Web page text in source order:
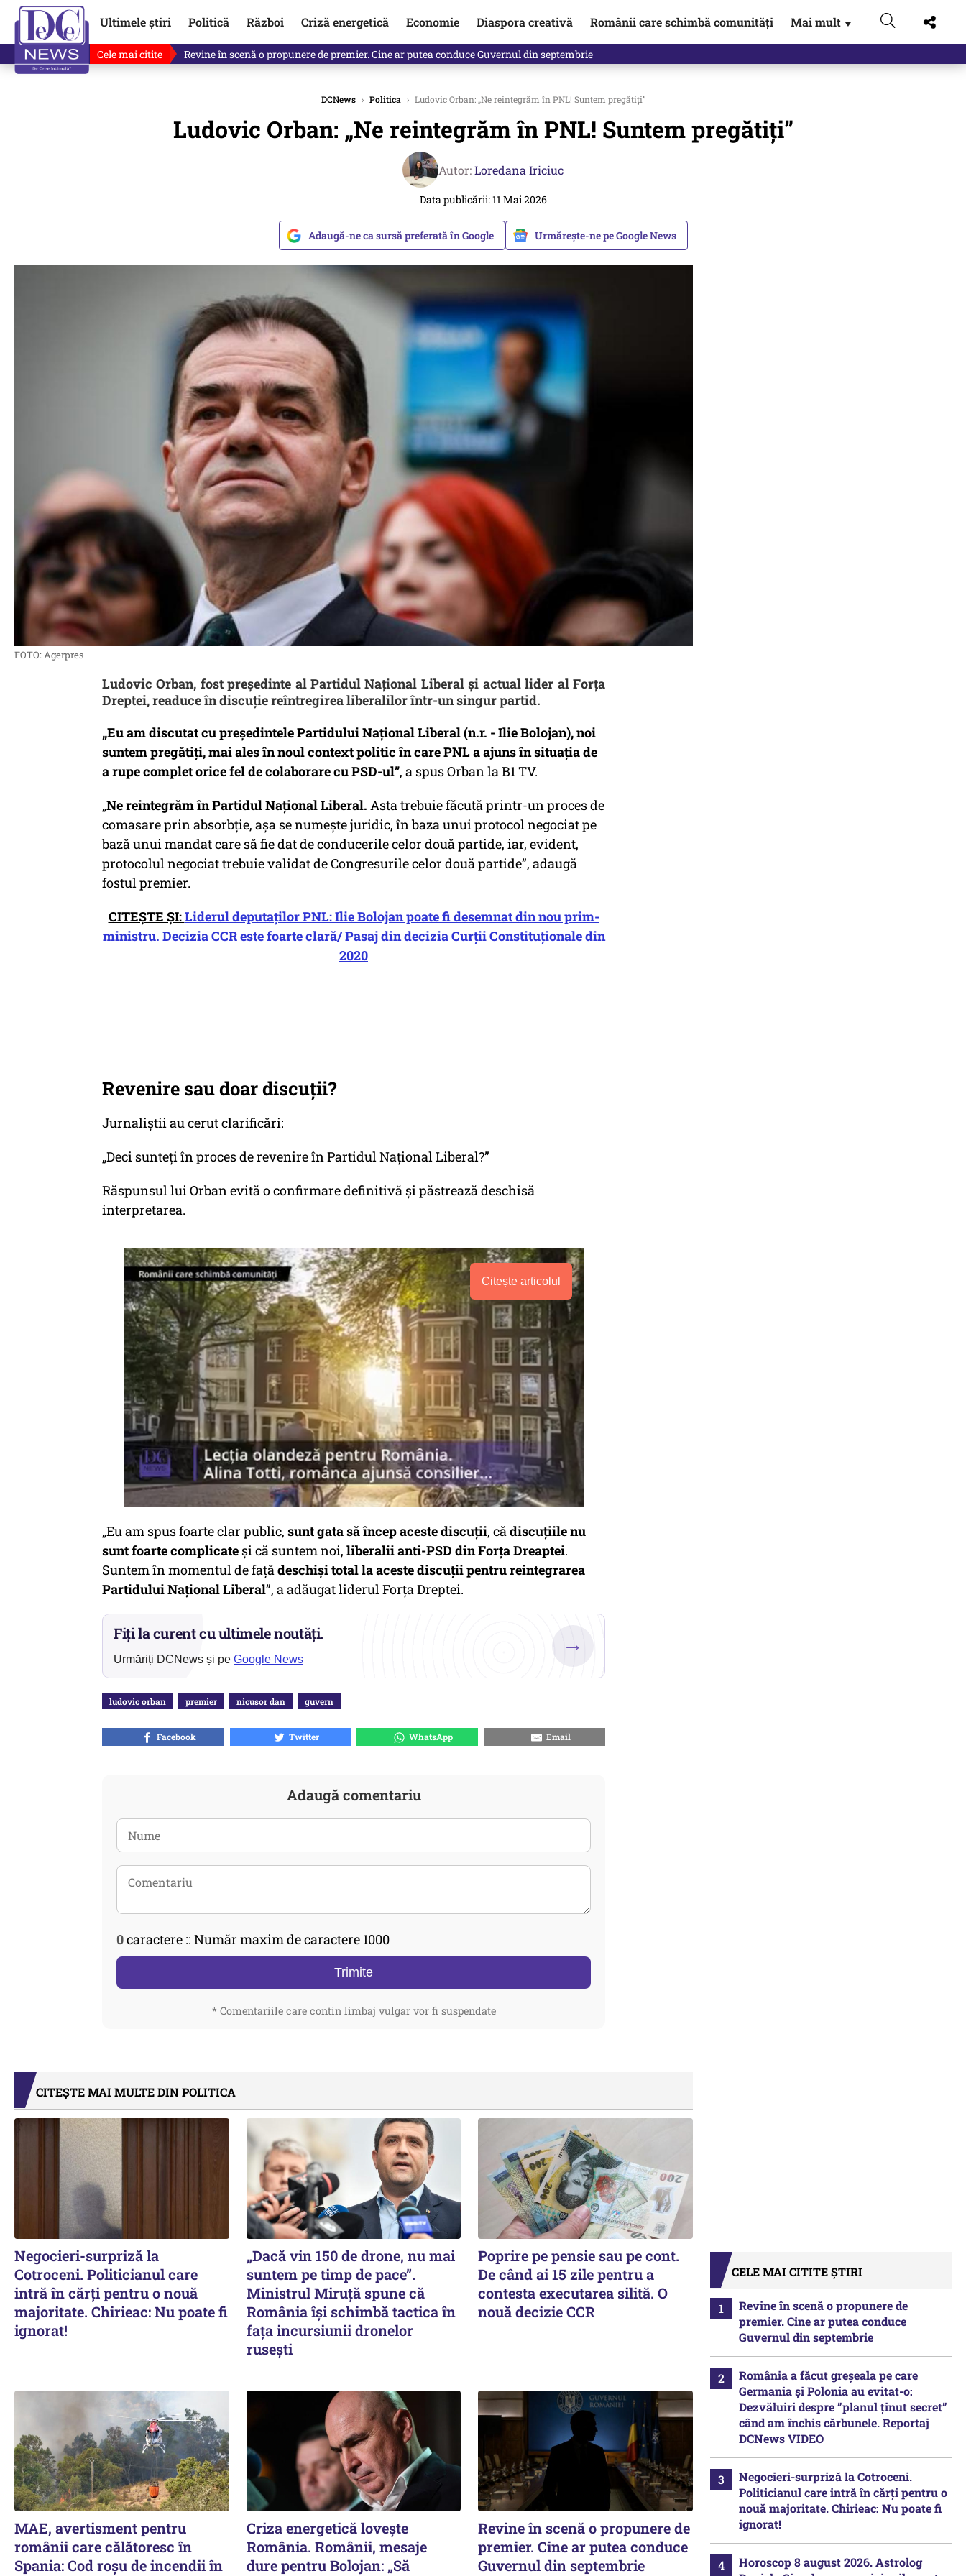
Ultimele știri Politică Război Criză energetică Economie Diaspora creativă Românii care schimbă comunități Mai mult ▼
Cele mai citite Revine în scenă o propunere de premier. Cine ar putea conduce Guvernul din septembrie
DCNews › Politica › Ludovic Orban: „Ne reintegrăm în PNL! Suntem pregătiți”
Ludovic Orban: „Ne reintegrăm în PNL! Suntem pregătiți”
Autor:Loredana Iriciuc
Data publicării: 11 Mai 2026
Adaugă-ne ca sursă preferată în Google Urmărește-ne pe Google News
FOTO: Agerpres
Ludovic Orban, fost președinte al Partidul Național Liberal și actual lider al Forța
Dreptei, readuce în discuție reîntregirea liberalilor într-un singur partid.
„Eu am discutat cu președintele Partidului Național Liberal (n.r. - Ilie Bolojan), noi
suntem pregătiți, mai ales în noul context politic în care PNL a ajuns în situația de
a rupe complet orice fel de colaborare cu PSD-ul”, a spus Orban la B1 TV.
„Ne reintegrăm în Partidul Național Liberal. Asta trebuie făcută printr-un proces de
comasare prin absorbție, așa se numește juridic, în baza unui protocol negociat pe
bază unui mandat care să fie dat de conducerile celor două partide, iar, evident,
protocolul negociat trebuie validat de Congresurile celor două partide”, adaugă
fostul premier.
CITEȘTE ȘI:Liderul deputaților PNL: Ilie Bolojan poate fi desemnat din nou prim-
ministru. Decizia CCR este foarte clară/ Pasaj din decizia Curții Constituționale din
2020
Revenire sau doar discuții?
Jurnaliștii au cerut clarificări:
„Deci sunteți în proces de revenire în Partidul Național Liberal?”
Răspunsul lui Orban evită o confirmare definitivă și păstrează deschisă
interpretarea.
Citește articolul
„Eu am spus foarte clar public, sunt gata să încep aceste discuții, cădiscuțiile nu
sunt foarte complicate și că suntem noi, liberalii anti-PSD din Forța Dreaptei.
Suntem în momentul de fațădeschiși total la aceste discuții pentru reintegrarea
Partidului Național Liberal”, a adăugat liderul Forța Dreptei.
Fiți la curent cu ultimele noutăți.
Urmăriți DCNews și pe Google News
→
ludovic orban premier nicusor dan guvern
Facebook Twitter WhatsApp Email
Adaugă comentariu
0caractere :: Număr maxim de caractere 1000
Trimite
* Comentariile care contin limbaj vulgar vor fi suspendate
CITEȘTE MAI MULTE DIN POLITICA
Negocieri-surpriză la
Cotroceni. Politicianul care
intră în cărți pentru o nouă
majoritate. Chirieac: Nu poate fi
ignorat!
„Dacă vin 150 de drone, nu mai
suntem pe timp de pace”.
Ministrul Miruţă spune că
România își schimbă tactica în
fața incursiunii dronelor
rusești
Poprire pe pensie sau pe cont.
De când ai 15 zile pentru a
contesta executarea silită. O
nouă decizie CCR
MAE, avertisment pentru
românii care călătoresc în
Spania: Cod roșu de incendii în
Criza energetică lovește
România. Românii, mesaje
dure pentru Bolojan: „Să
Revine în scenă o propunere de
premier. Cine ar putea conduce
Guvernul din septembrie
CELE MAI CITITE ȘTIRI
Revine în scenă o propunere de
premier. Cine ar putea conduce
Guvernul din septembrie
România a făcut greșeala pe care
Germania și Polonia au evitat-o:
Dezvăluiri despre ”planul ținut secret”
când am închis cărbunele. Reportaj
DCNews VIDEO
Negocieri-surpriză la Cotroceni.
Politicianul care intră în cărți pentru o
nouă majoritate. Chirieac: Nu poate fi
ignorat!
Horoscop 8 august 2026. Astrolog